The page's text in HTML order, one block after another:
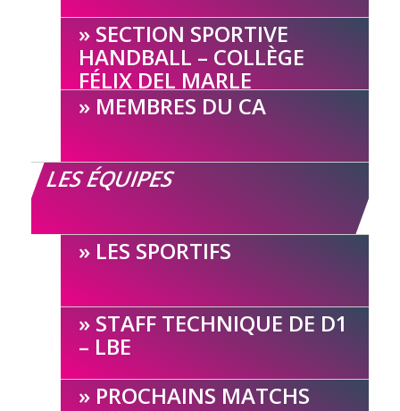
SECTION SPORTIVE
HANDBALL – COLLÈGE
FÉLIX DEL MARLE
MEMBRES DU CA
LES ÉQUIPES
LES SPORTIFS
STAFF TECHNIQUE DE D1
– LBE
PROCHAINS MATCHS